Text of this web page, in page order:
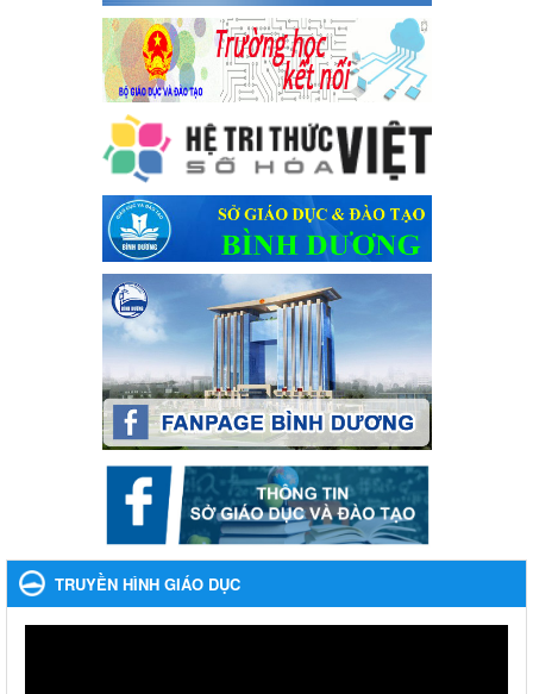
Kế hoạch thực hiện Chỉ thị số 16/CT-TTg ngày 27/05/2023
của Thủ tướng Chính phủ về tăng cường phòng ngừa, đấu
tranh tội phạm, vi phạm pháp luật liên quan đến hoạt động
tổ chức đánh bạc và đánh bạc
Kế hoạch thực hiện Chỉ thị số 16/CT-TTg ngày 27/05/2023 của
Thủ tướng Chính phủ về tăng cường phòng ngừa, đấu tranh tội
phạm, vi phạm pháp luật liên quan đến hoạt động tổ chức đánh
bạc và đánh bạc
Ngày ban hành: 04/03/2024
Kế hoạch Tổ chức Hội trại truyền thống học sinh thị xã Bến
Cát Lần thứ VIII, năm học 2023-2024
Kế hoạch Tổ chức Hội trại truyền thống học sinh thị xã Bến Cát
Lần thứ VIII, năm học 2023-2024
Ngày ban hành: 28/12/2023
Phối hợp rà soát nhu cầu tiêm vắc xin phòng Covid 19
Phối hợp rà soát nhu cầu tiêm vắc xin phòng Covid 19
Ngày ban hành: 22/11/2023
Phát động, triển khai Cuộc thi " An toàn giao thông cho nụ
cười ngày mai" dành cho học sinh và giáo viên trung học
năm học 2023-2024
Phát động, triển khai Cuộc thi " An toàn giao thông cho nụ cười
TRUYỀN HÌNH GIÁO DỤC